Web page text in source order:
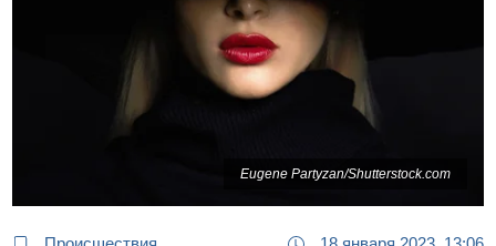
Eugene Partyzan/Shutterstock.com